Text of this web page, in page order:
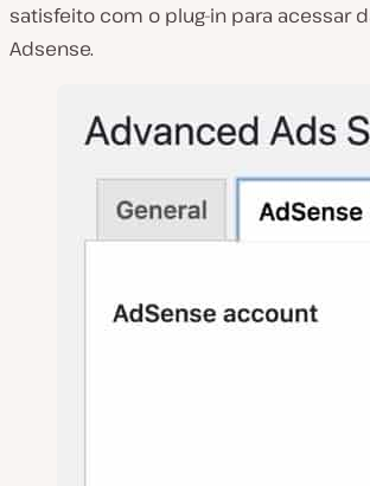
satisfeito com o plug-in para acessar
Adsense.